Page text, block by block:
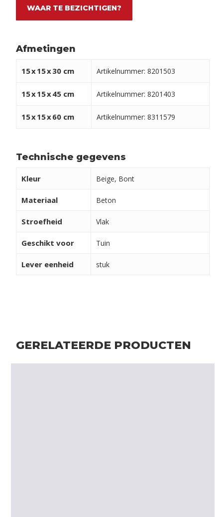
WAAR TE BEZICHTIGEN?
Afmetingen
15x15x30 cm Artikelnummer: 8201503
15x15x45 cm Artikelnummer: 8201403
15x15x60 cm Artikelnummer: 8311579
Technische gegevens
Kleur Beige, Bont
Materiaal Beton
Stroefheid Vlak
Geschikt voor Tuin
Lever eenheid stuk
GERELATEERDE PRODUCTEN